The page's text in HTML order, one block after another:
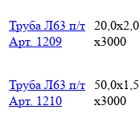
Труба Л63 п/т
Арт. 1209
20,0х2,0
х3000
Труба Л63 п/т
Арт. 1210
50,0х1,5
х3000